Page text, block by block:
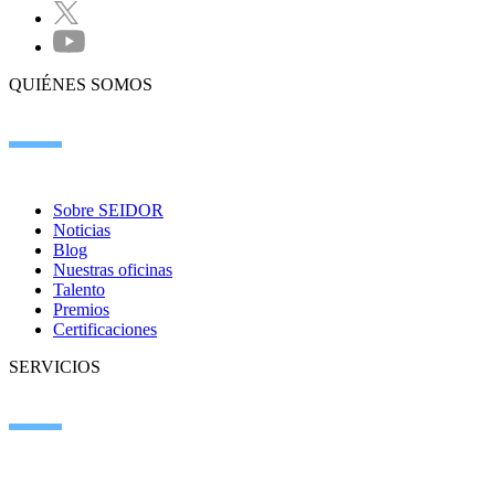
QUIÉNES SOMOS
Sobre SEIDOR
Noticias
Blog
Nuestras oficinas
Talento
Premios
Certificaciones
SERVICIOS